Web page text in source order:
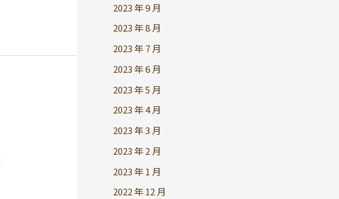
2023 年 9 月
2023 年 8 月
2023 年 7 月
2023 年 6 月
2023 年 5 月
2023 年 4 月
2023 年 3 月
2023 年 2 月
2023 年 1 月
2022 年 12 月